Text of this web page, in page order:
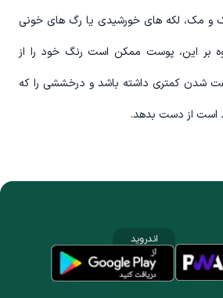
کک و مک، لکه های خورشیدی یا رگ های خونی
بر این، پوست ممکن است رنگ خود را از
کمتری داشته باشد و درخششی را که
است از دست بدهد.
اندروید